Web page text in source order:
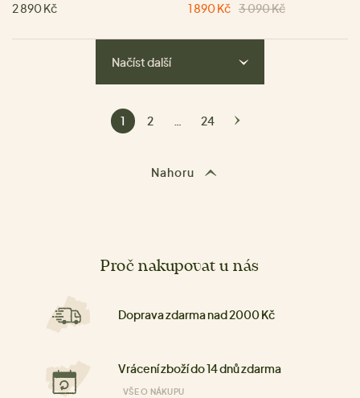
2 890 Kč
1 890 Kč 3 090 Kč
Nahoru
Načíst další
1 2 24
Proč nakupovat u nás
Doprava zdarma nad 2000 Kč
Vrácení zboží do 14 dnů zdarma
VŠE O NÁKUPU